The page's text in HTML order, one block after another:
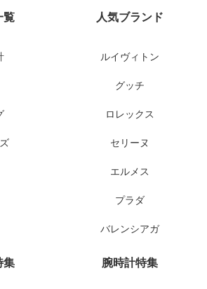
覧 人気ブランド
ルイヴィトン
グッチ
ロレックス
セリーヌ
エルメス
プラダ
バレンシアガ
集 腕時計特集